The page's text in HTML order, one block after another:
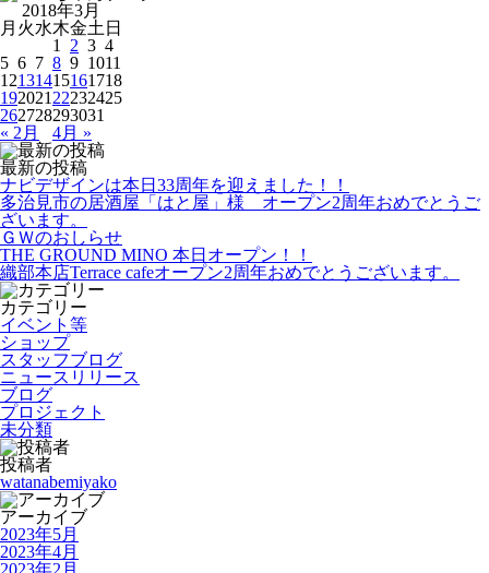
2018年3月
月 火水木金土 日
1
2 3 4
5 6 7 8 9 1011
12131415161718
192021 22232425
262728293031
« 2月
4月 »
最新の投稿
ナビデザインは本日33周年を迎えました！！
多治見市の居酒屋「はと屋」様 オープン2周年おめでとうご
ざいます。
ＧＷのおしらせ
THE GROUND MINO 本日オープン！！
織部本店Terrace cafeオープン2周年おめでとうございます。
カテゴリー
イベント等
ショップ
スタッフブログ
ニュースリリース
ブログ
プロジェクト
未分類
投稿者
watanabemiyako
アーカイブ
2023年5月
2023年4月
2023年2月